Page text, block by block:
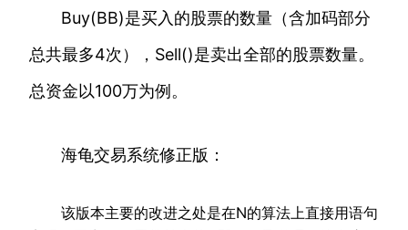
Buy(BB)是买入的股票的数量（含加码部分
总共最多4次），Sell()是卖出全部的股票数量。
总资金以100万为例。
海龟交易系统修正版：
该版本主要的改进之处是在N的算法上直接用语句